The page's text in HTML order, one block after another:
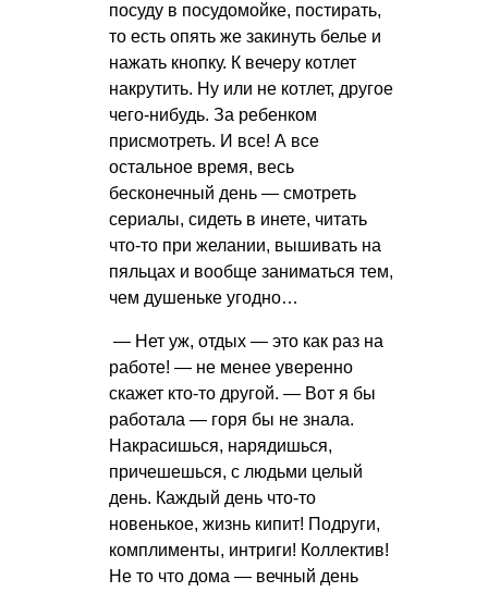
посуду в посудомойке, постирать,
то есть опять же закинуть белье и
нажать кнопку. К вечеру котлет
накрутить. Ну или не котлет, другое
чего-нибудь. За ребенком
присмотреть. И все! А все
остальное время, весь
бесконечный день — смотреть
сериалы, сидеть в инете, читать
что-то при желании, вышивать на
пяльцах и вообще заниматься тем,
чем душеньке угодно…
— Нет уж, отдых — это как раз на
работе! — не менее уверенно
скажет кто-то другой. — Вот я бы
работала — горя бы не знала.
Накрасишься, нарядишься,
причешешься, с людьми целый
день. Каждый день что-то
новенькое, жизнь кипит! Подруги,
комплименты, интриги! Коллектив!
Не то что дома — вечный день